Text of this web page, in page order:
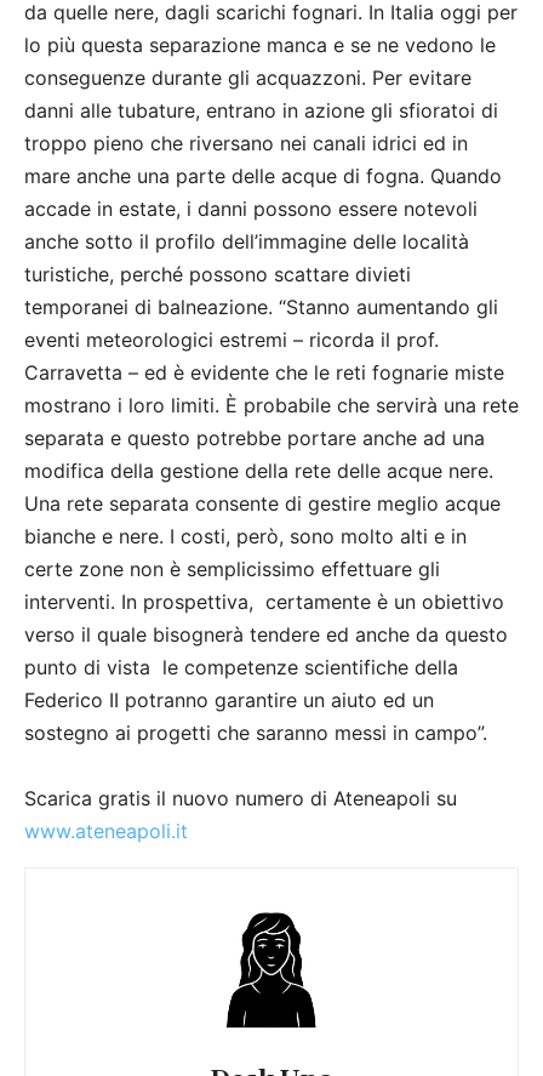
da quelle nere, dagli scarichi fognari. In Italia oggi per
lo più questa separazione manca e se ne vedono le
conseguenze durante gli acquazzoni. Per evitare
danni alle tubature, entrano in azione gli sfioratoi di
troppo pieno che riversano nei canali idrici ed in
mare anche una parte delle acque di fogna. Quando
accade in estate, i danni possono essere notevoli
anche sotto il profilo dell’immagine delle località
turistiche, perché possono scattare divieti
temporanei di balneazione. “Stanno aumentando gli
eventi meteorologici estremi – ricorda il prof.
Carravetta – ed è evidente che le reti fognarie miste
mostrano i loro limiti. È probabile che servirà una rete
separata e questo potrebbe portare anche ad una
modifica della gestione della rete delle acque nere.
Una rete separata consente di gestire meglio acque
bianche e nere. I costi, però, sono molto alti e in
certe zone non è semplicissimo effettuare gli
interventi. In prospettiva, certamente è un obiettivo
verso il quale bisognerà tendere ed anche da questo
punto di vista le competenze scientifiche della
Federico II potranno garantire un aiuto ed un
sostegno ai progetti che saranno messi in campo”.
Scarica gratis il nuovo numero di Ateneapoli su
www.ateneapoli.it